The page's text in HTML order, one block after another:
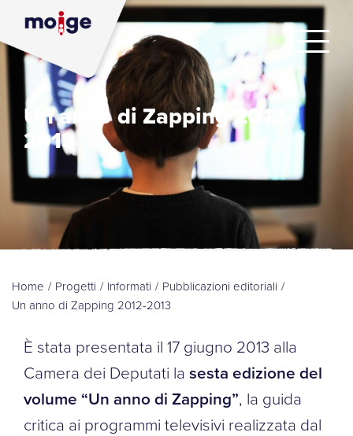
Un anno di Zapping 2012-
2013
Home / Progetti / Informati / Pubblicazioni editoriali /
Un anno di Zapping 2012-2013
È stata presentata il 17 giugno 2013 alla
Camera dei Deputati la sesta edizione del
volume “Un anno di Zapping”, la guida
critica ai programmi televisivi realizzata dal